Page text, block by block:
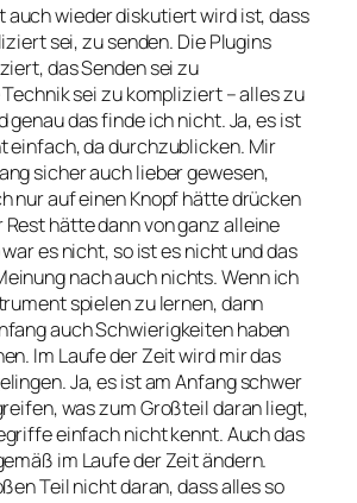
auch wieder diskutiert wird ist, dass
sei, zu senden. Die Plugins
das Senden sei zu
sei zu kompliziert – alles zu
genau das finde ich nicht. Ja, es ist
einfach, da durchzublicken. Mir
sicher auch lieber gewesen,
nur auf einen Knopf hätte drücken
Rest hätte dann von ganz alleine
es nicht, so ist es nicht und das
nach auch nichts. Wenn ich
spielen zu lernen, dann
auch Schwierigkeiten haben
Im Laufe der Zeit wird mir das
Ja, es ist am Anfang schwer
was zum Großteil daran liegt,
einfach nicht kennt. Auch das
im Laufe der Zeit ändern.
Teil nicht daran, dass alles so